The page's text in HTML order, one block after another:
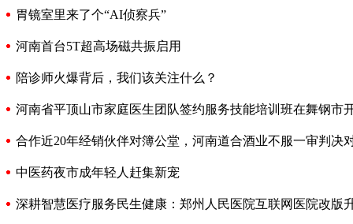
胃镜室里来了个“AI侦察兵”
河南首台5T超高场磁共振启用
陪诊师火爆背后，我们该关注什么？
河南省平顶山市家庭医生团队签约服务技能培训班在舞钢市
合作近20年经销伙伴对簿公堂，河南道合酒业不服一审判决
中医药夜市成年轻人赶集新宠
深耕智慧医疗服务民生健康：郑州人民医院互联网医院改版